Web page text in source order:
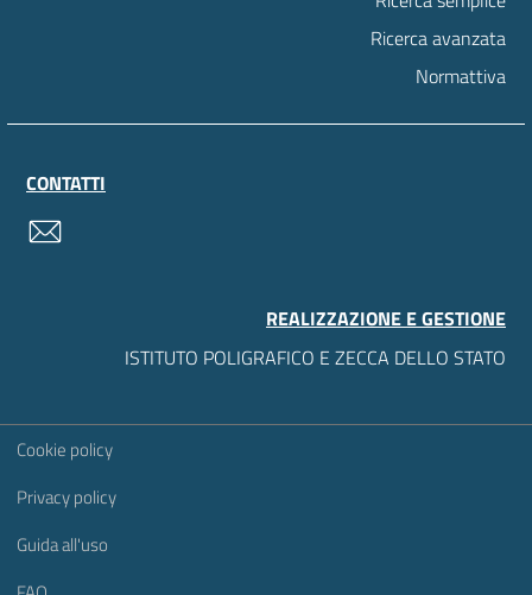
Ricerca avanzata
Normattiva
CONTATTI
REALIZZAZIONE E GESTIONE
ISTITUTO POLIGRAFICO E ZECCA DELLO STATO
Sezione Link Utili
Cookie policy
Privacy policy
Guida all'uso